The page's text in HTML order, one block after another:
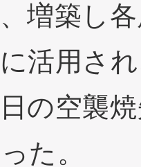
増築し
活用さ
の空襲
た。